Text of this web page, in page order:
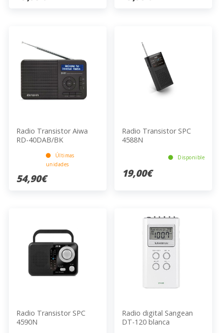
Radio Transistor Aiwa
RD-40DAB/BK
Últimas
unidades
54,90€
Radio Transistor SPC
4588N
Disponible
19,00€
Radio Transistor SPC
4590N
Radio digital Sangean
DT-120 blanca